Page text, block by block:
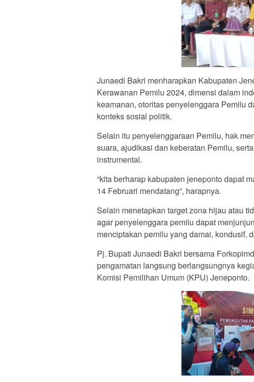
Junaedi Bakri menharapkan Kabupaten
Kerawanan Pemilu 2024, dimensi dalam
keamanan, otoritas penyelenggara Pemilu
konteks sosial politik.
Selain itu penyelenggaraan Pemilu, hak
suara, ajudikasi dan keberatan Pemilu,
instrumental.
“kita berharap kabupaten jeneponto dapat
14 Februari mendatang”, harapnya.
Selain menetapkan target zona hijau atau
agar penyelenggara pemilu dapat
menciptakan pemilu yang damai, kondusif,
Pj. Bupati Junaedi Bakri bersama
pengamatan langsung berlangsungnya
Komisi Pemilihan Umum (KPU) Jeneponto.